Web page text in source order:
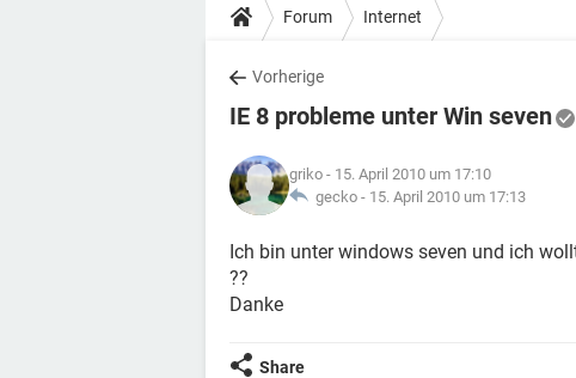
Forum Internet
Vorherige
IE 8 probleme unter Win seven
griko - 15. April 2010 um 17:10
gecko - 15. April 2010 um 17:13
Ich bin unter windows seven und ich
??
Danke
Share